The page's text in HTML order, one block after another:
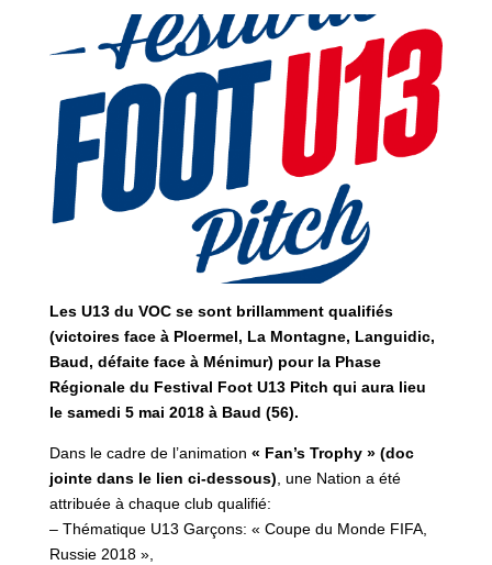
Les U13 du VOC se sont brillamment qualifiés
(victoires face à Ploermel, La Montagne, Languidic,
Baud, défaite face à Ménimur) pour la Phase
Régionale du Festival Foot U13 Pitch qui aura lieu
le samedi 5 mai 2018 à Baud (56).
Dans le cadre de l’animation « Fan’s Trophy » (doc
jointe dans le lien ci-dessous), une Nation a été
attribuée à chaque club qualifié:
– Thématique U13 Garçons: « Coupe du Monde FIFA,
Russie 2018 »,